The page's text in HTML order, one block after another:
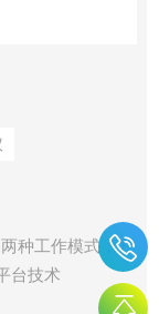
种工作模式，方
台技术